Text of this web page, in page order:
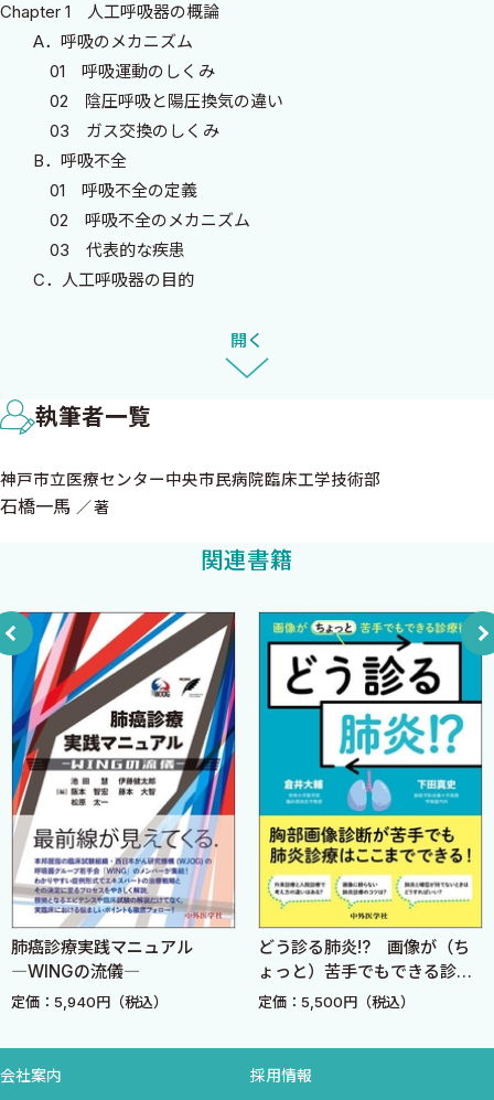
そして，専門用語には全部，ページ索引をつけてすぐに調べるこ
とができるようにしてみました．だってモードを理解するには設
定項目が必要だし，測定値がなにを意味しているのかも必要なの
ですよね？ だったら気になったらすぐに調べてみましょう．ペー
ジ索引を使って行ったり来たりしながら…．
普通の本は項目の最初の方から順番に読みますが，この本は違
います．自分が知りたいところから読み始めれば，そこからつな
がるいろんな知識が見えてきます．だから「今，一番知りたい」ペ
ージから読み始めましょう．その「今，一番知りたい項目」を理
解するにはたくさんの関連する内容を知る必要があります．知り
がら学んでみませんか？ きっとあなたが知りたかったこと以上に
いろんな知識が待っていますよ．
石橋 一馬
Chapter 1 人工呼吸器の概論
A．呼吸のメカニズム
01 呼吸運動のしくみ
02 陰圧呼吸と陽圧換気の違い
03 ガス交換のしくみ
B．呼吸不全
01 呼吸不全の定義
02 呼吸不全のメカニズム
03 代表的な疾患
C．人工呼吸器の目的
D．人工呼吸器の合併症
01 人工呼吸器関連肺炎
03 陽圧換気が循環動態に与える影響
04 呼吸筋疲労
02 NPPV
03 HFNC
Chapter 2 人工呼吸器の構造としくみ
A．人工呼吸器装置を知ろう
01 人工呼吸器の構成
02 ディスプレイ
03 本体
04 人工呼吸器回路
B．加温加湿装置と付属物品
01 加温加湿の目的
02 加温加湿に関する用語
03 加温加湿器と付属物品
04 人工鼻
01 ネブライザーの目的と有効性
02 ネブライザーの種類
開く
執筆者一覧
神戸市立医療センター中央市民病院臨床工学技術部
石橋一馬 著
関連書籍
肺癌診療実践マニュアル
―WINGの流儀―
定価：5,940円（税込）
どう診る肺炎!? 画像が（ち
ょっと）苦手でもできる診療
術
定価：5,500円（税込）
会社案内 採用情報